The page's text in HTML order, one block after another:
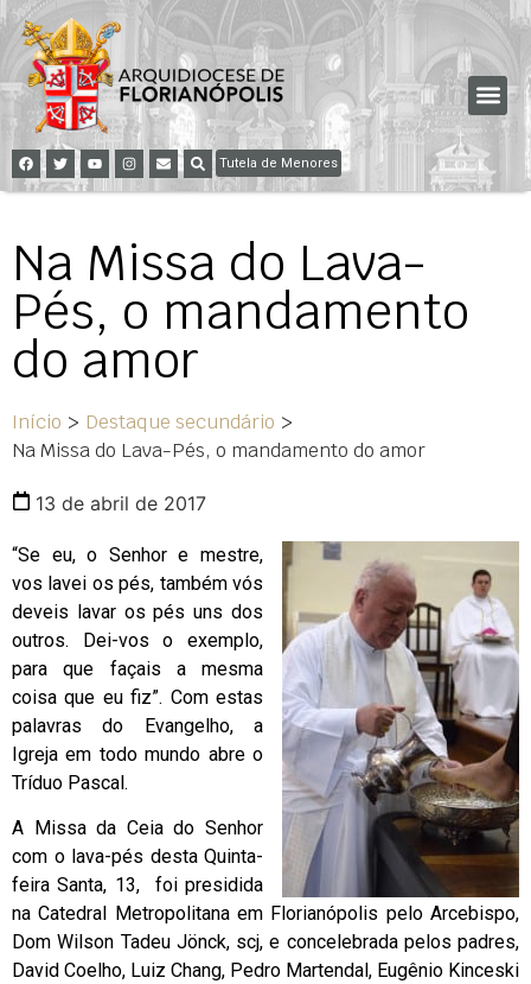
Tutela de Menores
Na Missa do Lava-
Pés, o mandamento
do amor
Início > Destaque secundário >
Na Missa do Lava-Pés, o mandamento do amor
13 de abril de 2017
“Se eu, o Senhor e mestre,
vos lavei os pés, também vós
deveis lavar os pés uns dos
outros. Dei-vos o exemplo,
para que façais a mesma
coisa que eu fiz”. Com estas
palavras do Evangelho, a
Igreja em todo mundo abre o
Tríduo Pascal.
A Missa da Ceia do Senhor
com o lava-pés desta Quinta-
feira Santa, 13, foi presidida
na Catedral Metropolitana em Florianópolis pelo Arcebispo,
Dom Wilson Tadeu Jönck, scj, e concelebrada pelos padres,
David Coelho, Luiz Chang, Pedro Martendal, Eugênio Kinceski